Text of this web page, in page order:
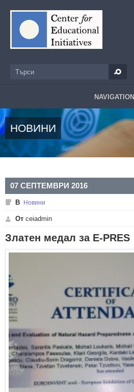
Търси
NAVIGATION
НОВИНИ
07 СЕПТЕМВРИ 2016
В Новини
От ceiadmin
Златен медал за E-PRES